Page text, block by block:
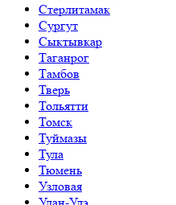
Стерлитамак
Сургут
Сыктывкар
Таганрог
Тамбов
Тверь
Тольятти
Томск
Туймазы
Тула
Тюмень
Узловая
Улан-Удэ